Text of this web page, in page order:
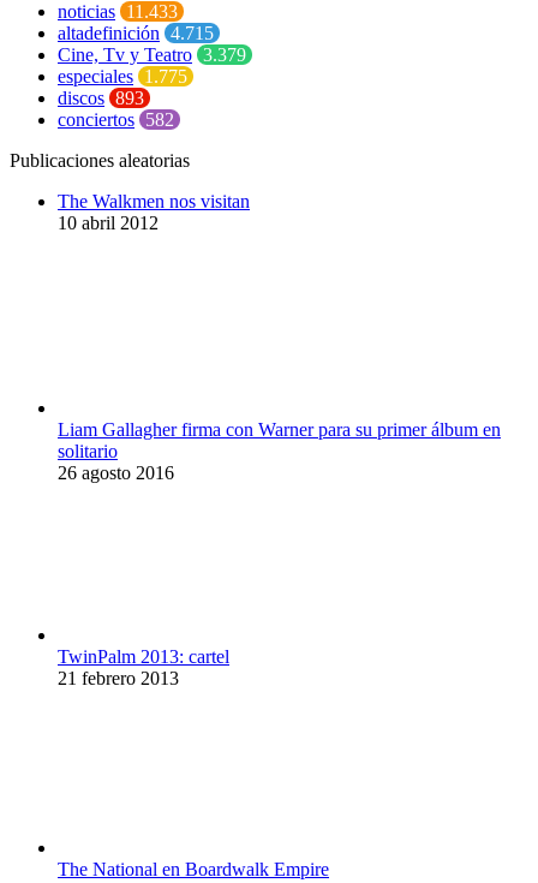
noticias 11.433
altadefinición 4.715
Cine, Tv y Teatro 3.379
especiales 1.775
discos 893
conciertos 582
Publicaciones aleatorias
The Walkmen nos visitan
10 abril 2012
Liam Gallagher firma con Warner para su primer álbum en
solitario
26 agosto 2016
TwinPalm 2013: cartel
21 febrero 2013
The National en Boardwalk Empire